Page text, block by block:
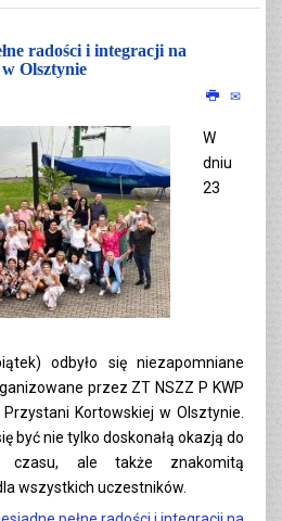
radości i integracji na
Olsztynie
W
dniu
23
odbyło się niezapomniane
przez ZT NSZZ P KWP
Kortowskiej w Olsztynie.
być nie tylko doskonałą okazją do
czasu, ale także znakomitą
wszystkich uczestników.